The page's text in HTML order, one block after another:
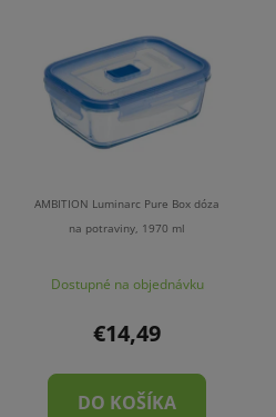
AMBITION Luminarc Pure Box dóza
na potraviny, 1970 ml
Dostupné na objednávku
€14,49
DO KOŠÍKA